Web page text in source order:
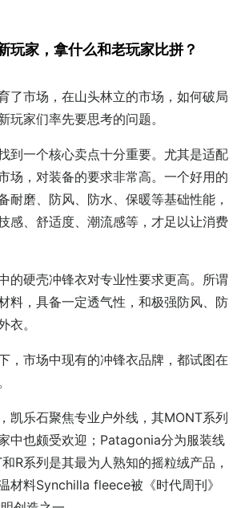
玩家， 拿什么和老玩家比拼？
了市场，在山头林立的市场，如何破局
玩家们率先要思考的问题。
到一个核心卖点十分重要。尤其是适配
场，对装备的要求非常高。一个好用的
耐磨、防风、防水、保暖等基础性能，
感、舒适度、潮流感等，才足以让消费
的硬壳冲锋衣对专业性要求更高。所谓
料，具备一定透气性，和极强防风、防
衣。
，市场中现有的冲锋衣品牌，都试图在
凯乐石聚焦专业户外线，其MONT系列
中也颇受欢迎；Patagonia分为服装线
R系列是其最为人熟知的摇粒绒产品，
材料Synchilla fleece被《时代周刊》